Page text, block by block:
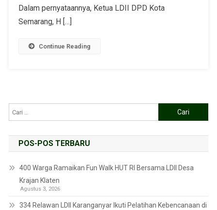
Dalam pernyataannya, Ketua LDII DPD Kota
Semarang, H […]
Continue Reading
POS-POS TERBARU
400 Warga Ramaikan Fun Walk HUT RI Bersama LDII Desa
Krajan Klaten
Agustus 3, 2026
334 Relawan LDII Karanganyar Ikuti Pelatihan Kebencanaan di